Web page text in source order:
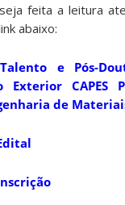
feita a leitura
abaixo:
e Pós-
Exterior CAPES
de